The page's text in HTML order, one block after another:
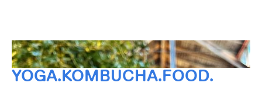
YOGA.KOMBUCHA.FOOD.